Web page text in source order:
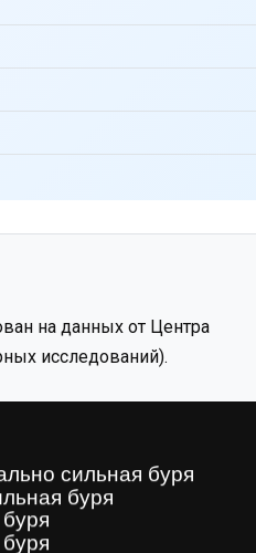
на данных от Центра
исследований).